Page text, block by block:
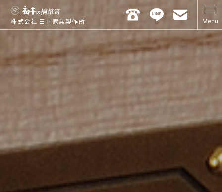
株式会社 田中家具製作所 Menu